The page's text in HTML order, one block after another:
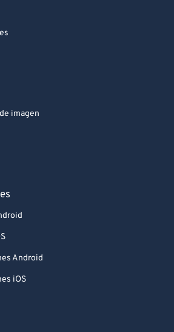
imagen
Android
iOS